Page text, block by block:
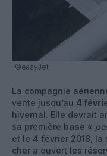
©easyJet
La compagnie
vente jusqu’au 4
hivernal. Elle devrait
sa première base «
et le 4 février 2018,
cher a ouvert les